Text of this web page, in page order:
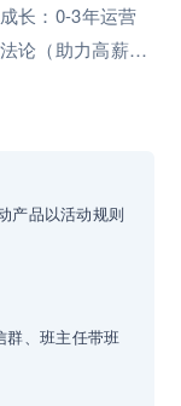
长：0-3年运营
论（助力高薪off
关领域。 2、提
略制定、私域营
产品以活动规则
群、班主任带班